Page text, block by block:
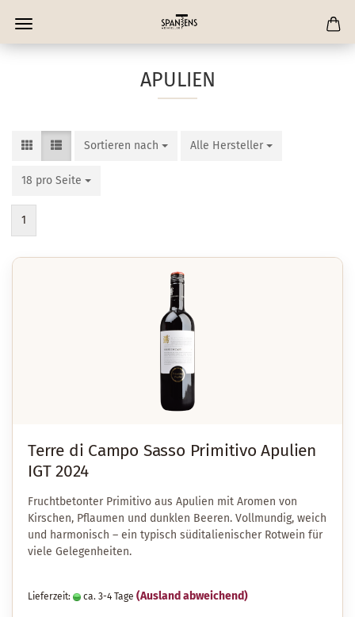
APULIEN
Sortieren nach
Sortieren nach Alle Hersteller
pro Seite
18 pro Seite
pro Seite
1
Terre di Campo Sasso Primitivo Apulien
IGT 2024
Fruchtbetonter Primitivo aus Apulien mit Aromen von
Kirschen, Pflaumen und dunklen Beeren. Vollmundig, weich
und harmonisch – ein typisch süditalienischer Rotwein für
viele Gelegenheiten.
Lieferzeit: ca. 3-4 Tage (Ausland abweichend)